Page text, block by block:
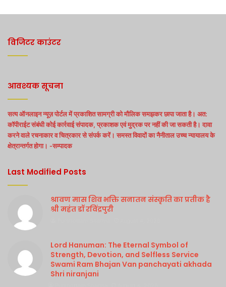
विजिटर काउंटर
आवश्यक सूचना
सत्य ऑनलाइन न्यूज़ पोर्टल में प्रकाशित सामग्री को मौलिक समझकर छापा जाता है। अत:
कॉपीराईट संबंधी कोई कार्रवाई संपादक, प्रकाशक एवं मुद्रक पर नहीं की जा सकती है। दावा
करने वाले रचनाकार व चित्रकार से संपर्क करें। समस्त विवादों का नैनीताल उच्च न्यायालय के
क्षेत्रान्तर्गत होगा। -सम्पादक
Last Modified Posts
श्रावण मास शिव भक्ति सनातन संस्कृति का प्रतीक है
श्री महंत डॉ रविंद्रपुरी
Lord Hanuman: The Eternal Symbol of
Strength, Devotion, and Selfless Service
Swami Ram Bhajan Van panchayati akhada
Shri niranjani